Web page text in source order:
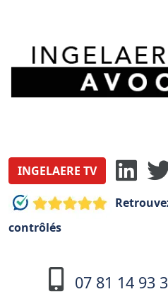
INGELAERE TV
contrôlés
07 81 14 93